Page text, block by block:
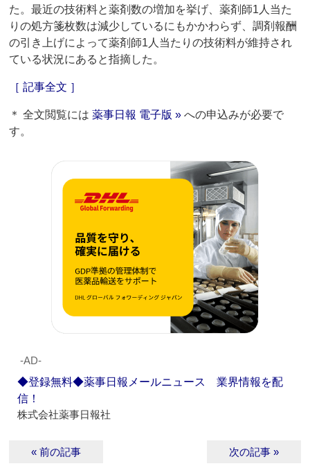
た。最近の技術料と薬剤数の増加を挙げ、薬剤師1人当た
りの処方箋枚数は減少しているにもかかわらず、調剤報酬
の引き上げによって薬剤師1人当たりの技術料が維持され
ている状況にあると指摘した。
［ 記事全文 ］
＊ 全文閲覧には薬事日報 電子版 » への申込みが必要で
す。
‐AD‐
◆登録無料◆薬事日報メールニュース 業界情報を配
信！
株式会社薬事日報社
« 前の記事 次の記事 »